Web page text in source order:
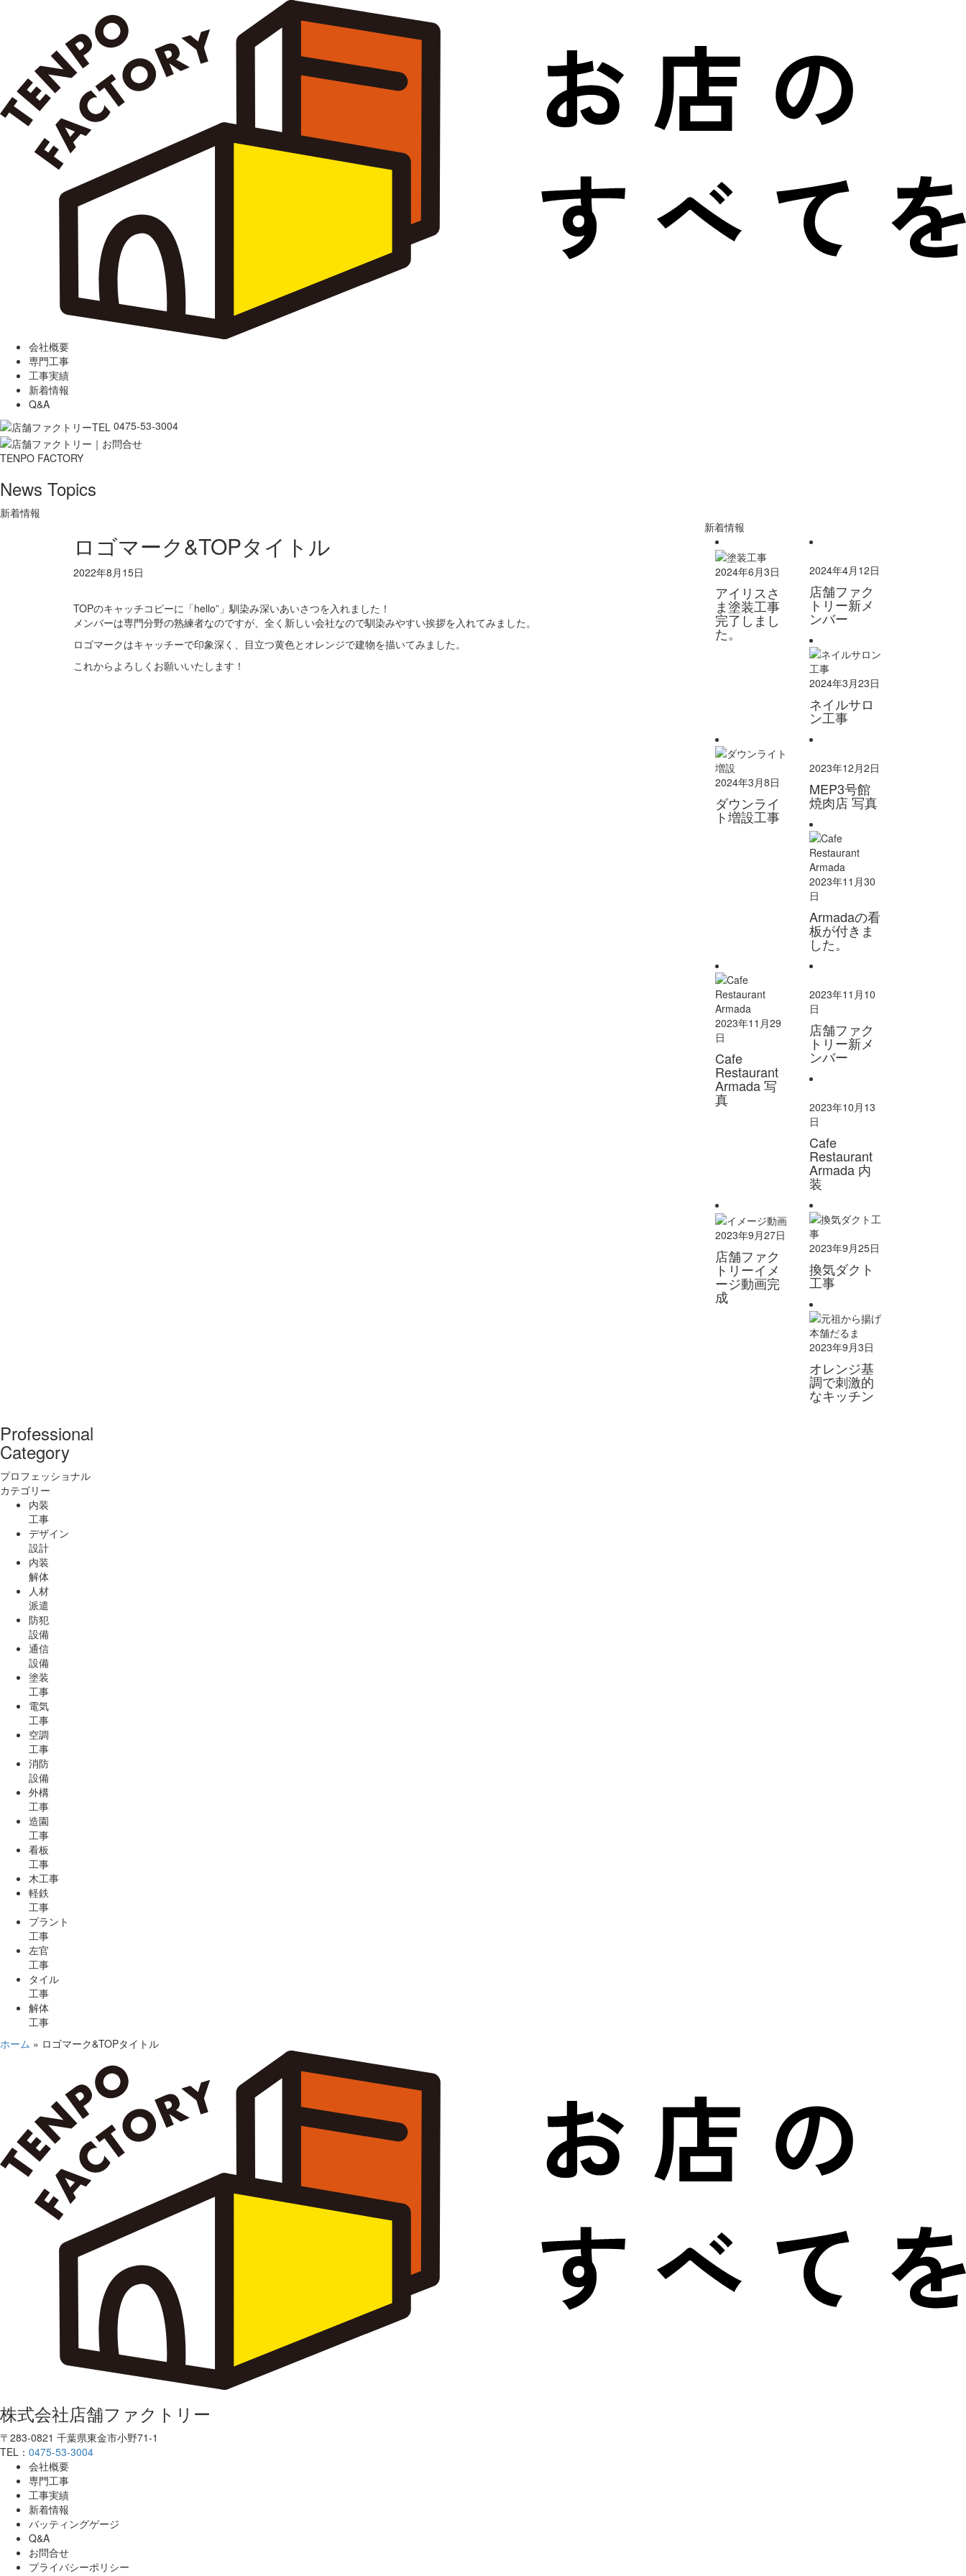
会社概要
専門工事
工事実績
新着情報
Q&A
0475-53-3004
TENPO FACTORY
News Topics
新着情報
ロゴマーク&TOPタイトル
2022年8月15日
TOPのキャッチコピーに「hello”」馴染み深いあいさつを入れました！
メンバーは専門分野の熟練者なのですが、全く新しい会社なので馴染みやすい挨拶を入れてみました。
ロゴマークはキャッチーで印象深く、目立つ黄色とオレンジで建物を描いてみました。
これからよろしくお願いいたします！
新着情報
2024年6月3日
アイリスさ
ま塗装工事
完了しまし
た。
2024年4月12日
店舗ファク
トリー新メ
ンバー
2024年3月23日
ネイルサロ
ン工事
2024年3月8日
ダウンライ
ト増設工事
2023年12月2日
MEP3号館
焼肉店 写真
2023年11月30
日
Armadaの看
板が付きま
した。
2023年11月29
日
Cafe
Restaurant
Armada 写
真
2023年11月10
日
店舗ファク
トリー新メ
ンバー
2023年10月13
日
Cafe
Restaurant
Armada 内
装
2023年9月27日
店舗ファク
トリーイメ
ージ動画完
成
2023年9月25日
換気ダクト
工事
2023年9月3日
オレンジ基
調で刺激的
なキッチン
Professional
Category
プロフェッショナル
カテゴリー
内装
工事
デザイン
設計
内装
解体
人材
派遣
防犯
設備
通信
設備
塗装
工事
電気
工事
空調
工事
消防
設備
外構
工事
造園
工事
看板
工事
木工事
軽鉄
工事
プラント
工事
左官
工事
タイル
工事
解体
工事
ホーム » ロゴマーク&TOPタイトル
株式会社店舗ファクトリー
〒283-0821 千葉県東金市小野71-1
TEL： 0475-53-3004
会社概要
専門工事
工事実績
新着情報
バッティングゲージ
Q&A
お問合せ
プライバシーポリシー